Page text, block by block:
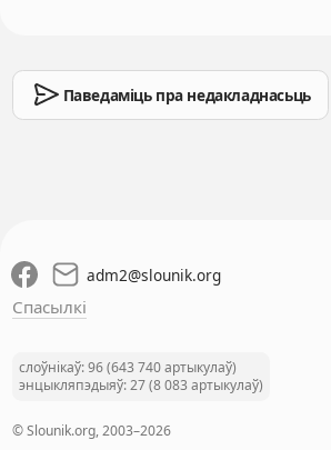
Паведаміць пра недакладнасьць
adm2@slounik.org
Спасылкі
слоўнікаў: 96 (643 740 артыкулаў)
энцыкляпэдыяў: 27 (8 083 артыкулаў)
© Slounik.org, 2003–2026